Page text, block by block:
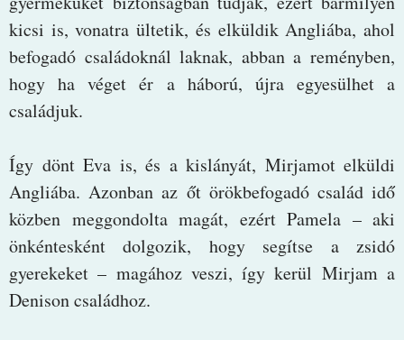
kicsi is, vonatra ültetik, és elküldik Angliába, ahol
befogadó családoknál laknak, abban a reményben,
hogy ha véget ér a háború, újra egyesülhet a
családjuk.
Így dönt Eva is, és a kislányát, Mirjamot elküldi
Angliába. Azonban az őt örökbefogadó család idő
közben meggondolta magát, ezért Pamela – aki
önkéntesként dolgozik, hogy segítse a zsidó
gyerekeket – magához veszi, így kerül Mirjam a
Denison családhoz.